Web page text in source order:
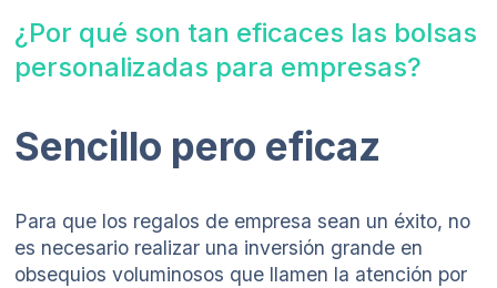
¿Por qué son tan eficaces las bolsas
personalizadas para empresas?
Sencillo pero eficaz
Para que los regalos de empresa sean un éxito, no
es necesario realizar una inversión grande en
obsequios voluminosos que llamen la atención por